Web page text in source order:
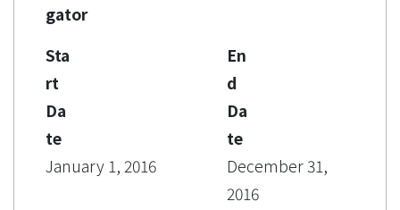
gator
Sta
rt
Da
te
January 1, 2016
En
d
Da
te
December 31,
2016